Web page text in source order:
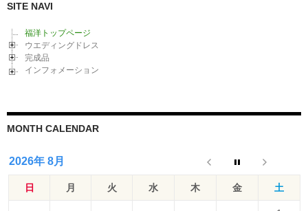
SITE NAVI
福洋トップページ
ウエディングドレス
完成品
インフォメーション
MONTH CALENDAR
2026年 8月
日 月 火 水 木 金 土